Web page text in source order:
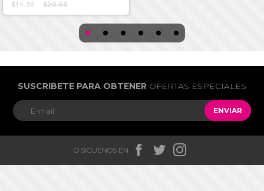
$14.36 $20.53
SUSCRIBETE PARA OBTENER OFERTAS ESPECIALES
ENVIAR
O SIGUENOS EN   